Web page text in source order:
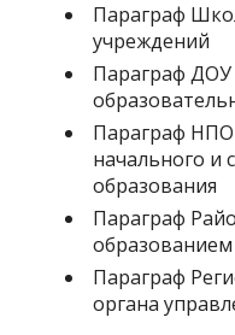
Параграф
учреждений
Параграф
Параграф
начального и
образования
Параграф
образованием
Параграф
органа